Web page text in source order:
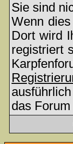
Sie sind
Wenn
Dort wird
registriert
das